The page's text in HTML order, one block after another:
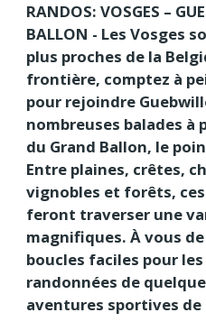
RANDOS: VOSGES –
BALLON - Les Vosges
plus proches de la
frontière, comptez à
pour rejoindre
nombreuses balades à
du Grand Ballon, le
Entre plaines, crêtes,
vignobles et forêts,
feront traverser une
magnifiques. À vous
boucles faciles pour
randonnées de
aventures sportives